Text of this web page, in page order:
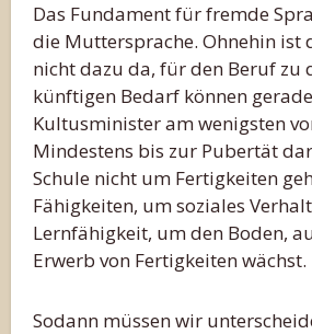
Das Fundament für fremde
die Muttersprache. Ohnehin ist
nicht dazu da, für den Beruf zu
künftigen Bedarf können
Kultusminister am wenigsten
Mindestens bis zur Pubertät
Schule nicht um Fertigkeiten
Fähigkeiten, um soziales
Lernfähigkeit, um den Boden,
Erwerb von Fertigkeiten wächst.
Sodann müssen wir